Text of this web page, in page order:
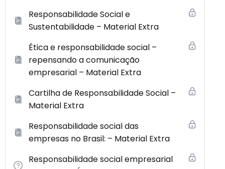
Responsabilidade Social e
Sustentabilidade – Material Extra
Ética e responsabilidade social –
repensando a comunicação
empresarial – Material Extra
Cartilha de Responsabilidade Social –
Material Extra
Responsabilidade social das
empresas no Brasil: – Material Extra
Responsabilidade social empresarial